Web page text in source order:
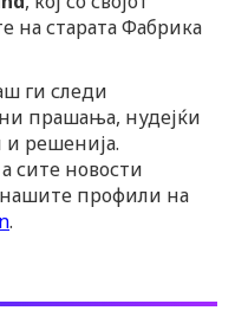
на старата Фабрика
ги следи
прашања, нудејќи
и решенија.
сите новости
профили на
.